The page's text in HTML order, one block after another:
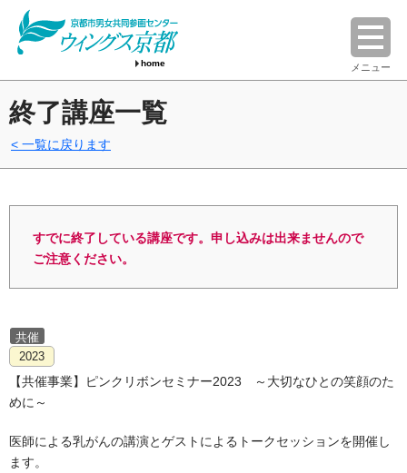
home メニュー
終了講座一覧
一覧に戻ります
すでに終了している講座です。申し込みは出来ませんので
ご注意ください。
共催
2023
【共催事業】ピンクリボンセミナー2023 ～大切なひとの笑顔のた
めに～
医師による乳がんの講演とゲストによるトークセッションを開催し
ます。